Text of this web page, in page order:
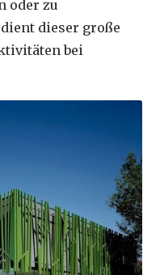
oder zu
dieser große
bei